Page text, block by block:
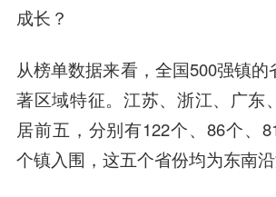
成长？
从榜单数据来看，全国500强镇的
著区域特征。江苏、浙江、广东
居前五，分别有122个、86个、
个镇入围，这五个省份均为东南沿